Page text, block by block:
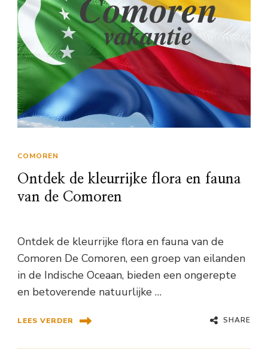
COMOREN
Ontdek de kleurrijke flora en fauna
van de Comoren
Ontdek de kleurrijke flora en fauna van de
Comoren De Comoren, een groep van eilanden
in de Indische Oceaan, bieden een ongerepte
en betoverende natuurlijke …
LEES VERDER SHARE